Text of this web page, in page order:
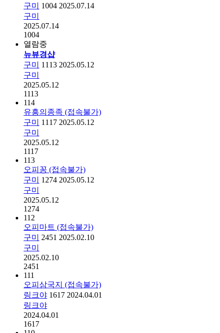
구미
1004 2025.07.14
구미
2025.07.14
1004
열람중
뉴뷰경샵
구미
1113 2025.05.12
구미
2025.05.12
1113
114
유흥의종족 (접속불가)
구미
1117 2025.05.12
구미
2025.05.12
1117
113
오피꽁 (접속불가)
구미
1274 2025.05.12
구미
2025.05.12
1274
112
오피마트 (접속불가)
구미
2451 2025.02.10
구미
2025.02.10
2451
111
오피삼국지 (접속불가)
링크야 1617 2024.04.01
링크야
2024.04.01
1617